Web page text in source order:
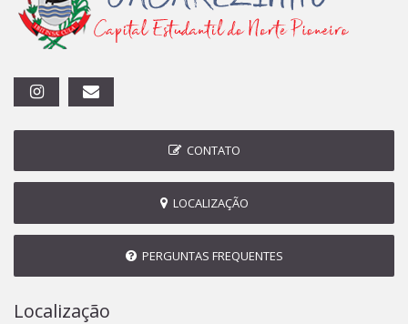
CONTATO
LOCALIZAÇÃO
PERGUNTAS FREQUENTES
Localização